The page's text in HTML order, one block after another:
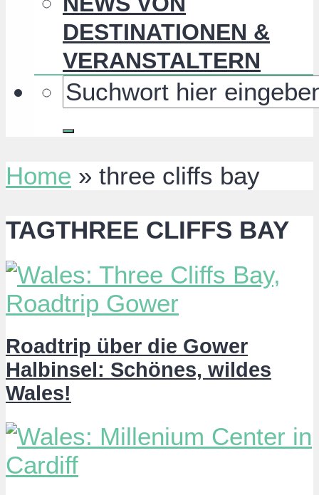
DESTINATIONEN &
VERANSTALTERN
Home » three cliffs bay
TAGTHREE CLIFFS BAY
Roadtrip über die Gower
Halbinsel: Schönes, wildes
Wales!